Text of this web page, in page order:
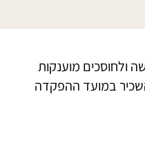
ולחוסכים מוענקות
במועד ההפקדה